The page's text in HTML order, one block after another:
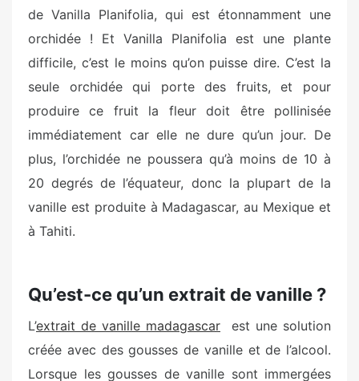
de Vanilla Planifolia, qui est étonnamment une
orchidée ! Et Vanilla Planifolia est une plante
difficile, c’est le moins qu’on puisse dire. C’est la
seule orchidée qui porte des fruits, et pour
produire ce fruit la fleur doit être pollinisée
immédiatement car elle ne dure qu’un jour. De
plus, l’orchidée ne poussera qu’à moins de 10 à
20 degrés de l’équateur, donc la plupart de la
vanille est produite à Madagascar, au Mexique et
à Tahiti.
Qu’est-ce qu’un extrait de vanille ?
L’extrait de vanille madagascar est une solution
créée avec des gousses de vanille et de l’alcool.
Lorsque les gousses de vanille sont immergées